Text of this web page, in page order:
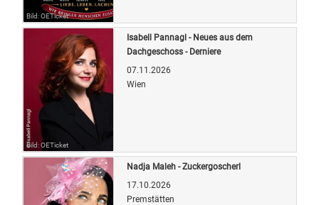
Bild: OETicket
Bild: OETicket
Isabell Pannagl - Neues aus dem
Dachgeschoss - Derniere
07.11.2026
Wien
Nadja Maleh - Zuckergoscherl
17.10.2026
Premstätten